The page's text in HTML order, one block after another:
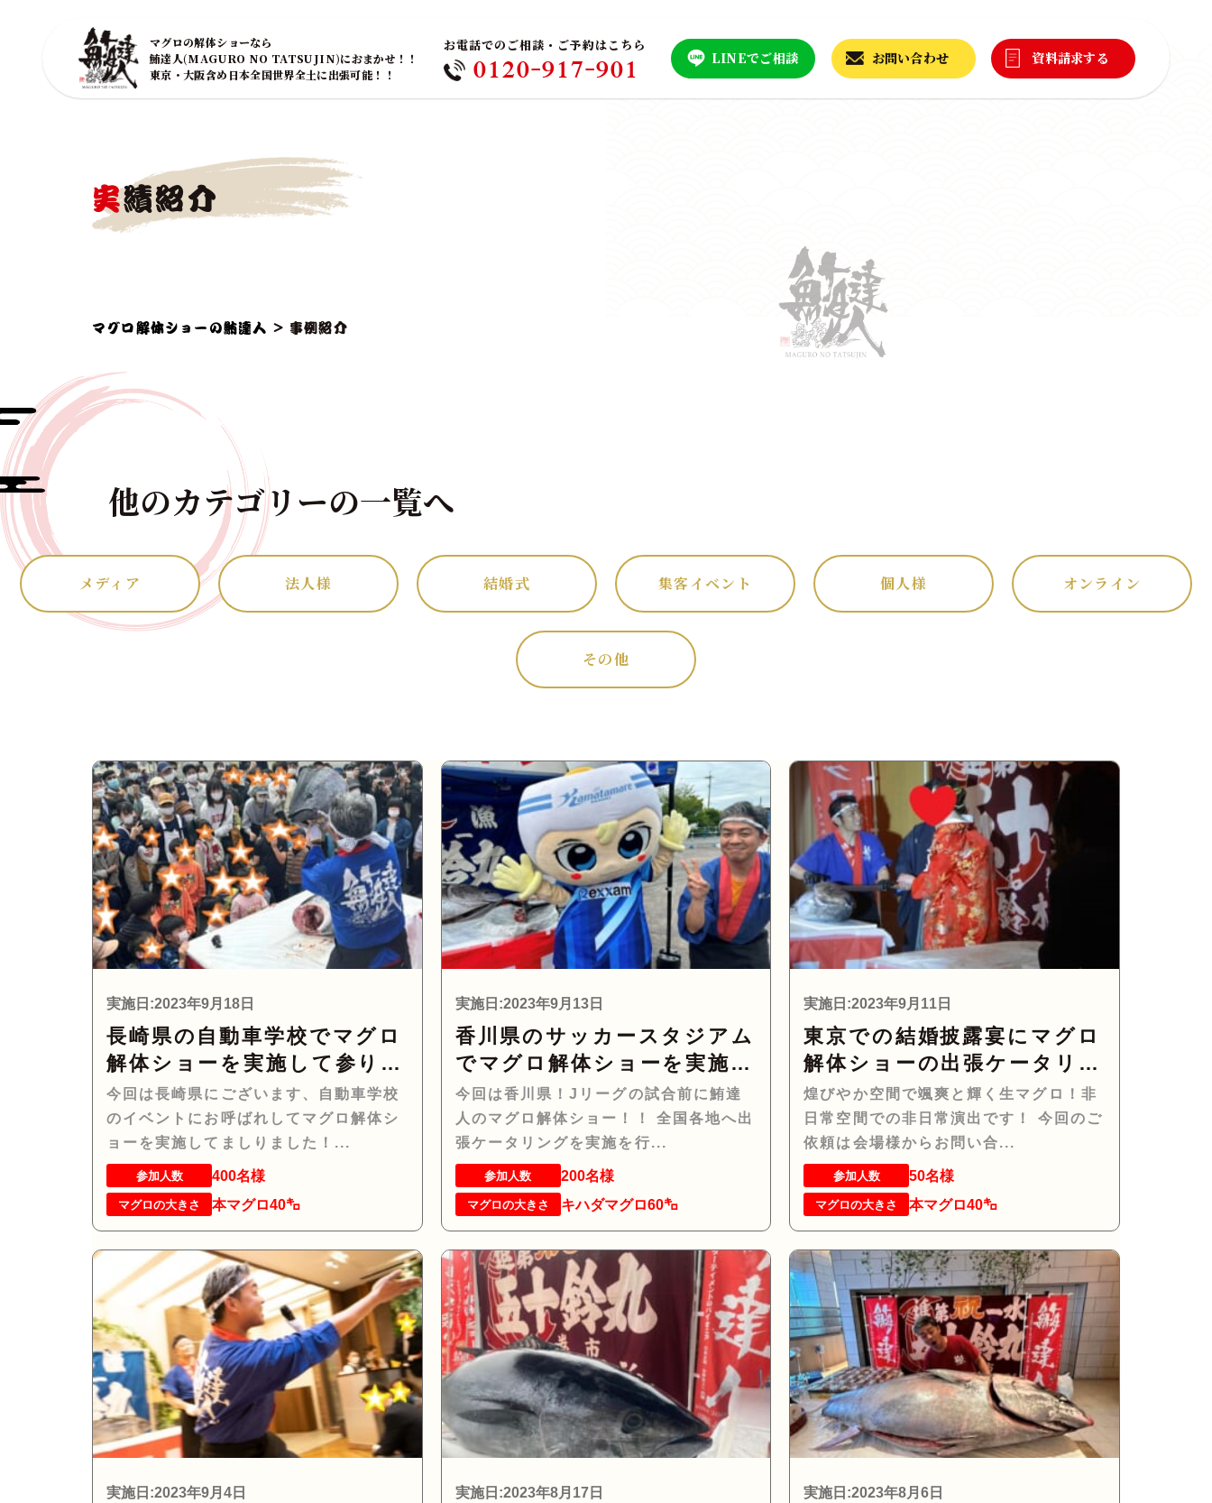
マグロの解体ショーなら
鮪達人(MAGURO NO TATSUJIN)におまかせ！！
東京・大阪含め日本全国世界全土に出張可能！！
お電話でのご相談・ご予約はこちら
0120-917-901 LINEでご相談 お問い合わせ 資料請求する
実績紹介
マグロ解体ショーの鮪達人 >事例紹介
他のカテゴリーの一覧へ
メディア 法人様 結婚式 集客イベント 個人様 オンライン
その他
実施日:2023年9月18日
長崎県の自動車学校でマグロ
解体ショーを実施して参りま
した！
今回は長崎県にございます、自動車学校
のイベントにお呼ばれしてマグロ解体シ
ョーを実施してましりました！...
参加人数 400名様
マグロの大きさ 本マグロ40㌔
実施日:2023年9月13日
香川県のサッカースタジアム
でマグロ解体ショーを実施し
て参りました！
今回は香川県！Jリーグの試合前に鮪達
人のマグロ解体ショー！！ 全国各地へ出
張ケータリングを実施を行...
参加人数 200名様
マグロの大きさ キハダマグロ60㌔
実施日:2023年9月11日
東京での結婚披露宴にマグロ
解体ショーの出張ケータリン
グに参りました！
煌びやか空間で颯爽と輝く生マグロ！非
日常空間での非日常演出です！ 今回のご
依頼は会場様からお問い合...
参加人数 50名様
マグロの大きさ 本マグロ40㌔
実施日:2023年9月4日 実施日:2023年8月17日 実施日:2023年8月6日